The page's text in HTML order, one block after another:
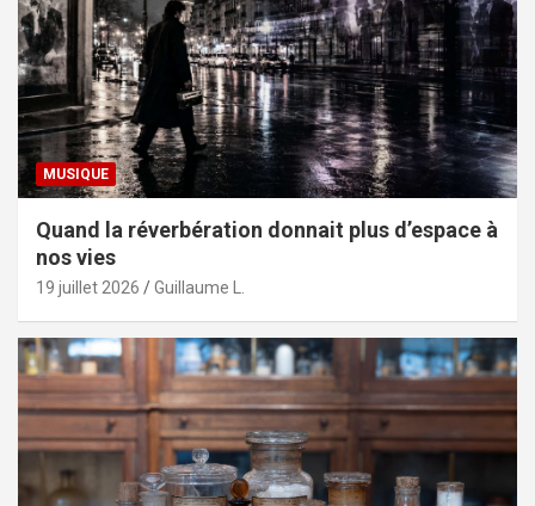
MUSIQUE
Quand la réverbération donnait plus d’espace à
nos vies
19 juillet 2026 Guillaume L.